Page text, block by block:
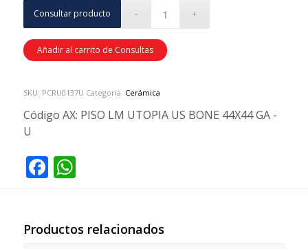
Consultar producto
Añadir al carrito de Consultas
SKU: PCRU0137U Categoría: Cerámica
Código AX: PISO LM UTOPIA US BONE 44X44 GA -
U
Facebook
WhatsApp
Productos relacionados